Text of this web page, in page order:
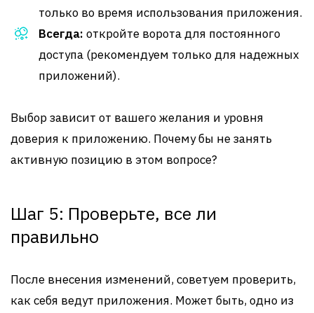
только во время использования приложения.
Всегда: откройте ворота для постоянного
доступа (рекомендуем только для надежных
приложений).
Выбор зависит от вашего желания и уровня
доверия к приложению. Почему бы не занять
активную позицию в этом вопросе?
Шаг 5: Проверьте, все ли
правильно
После внесения изменений, советуем проверить,
как себя ведут приложения. Может быть, одно из